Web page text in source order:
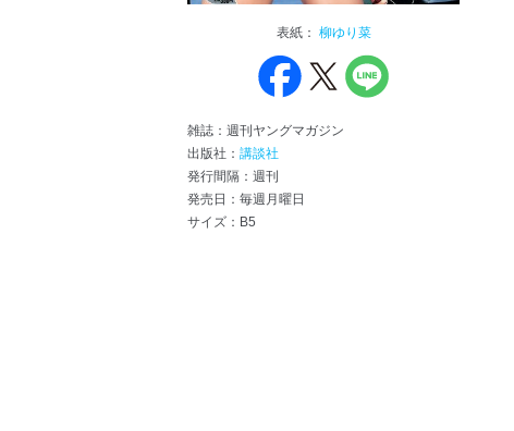
表紙： 柳ゆり菜
雑誌：週刊ヤングマガジン
出版社： 講談社
発行間隔：週刊
発売日：毎週月曜日
サイズ：B5